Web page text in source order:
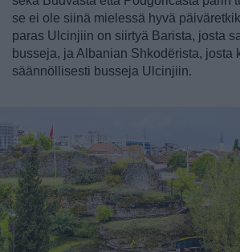
se ei ole siinä mielessä hyvä
paras Ulcinjiin on siirtyä Barista, josta
busseja, ja Albanian Shkodërista, josta
säännöllisesti busseja Ulcinjiin.